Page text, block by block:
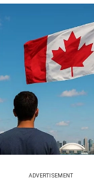
ADVERTISEMENT